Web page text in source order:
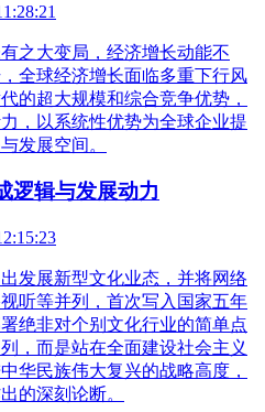
之大变局，经济增长动能不
全球经济增长面临多重下行风
的超大规模和综合竞争优势，
，以系统性优势为全球企业提
发展空间。
逻辑与发展动力
发展新型文化业态，并将网络
听等并列，首次写入国家五年
绝非对个别文化行业的简单点
，而是站在全面建设社会主义
华民族伟大复兴的战略高度，
的深刻论断。